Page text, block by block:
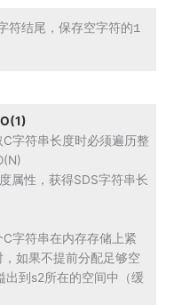
符结尾，保存空字符的1
字符串长度时必须遍历整
属性，获得SDS字符串长
字符串在内存存储上紧
如果不提前分配足够空
出到s2所在的空间中（缓